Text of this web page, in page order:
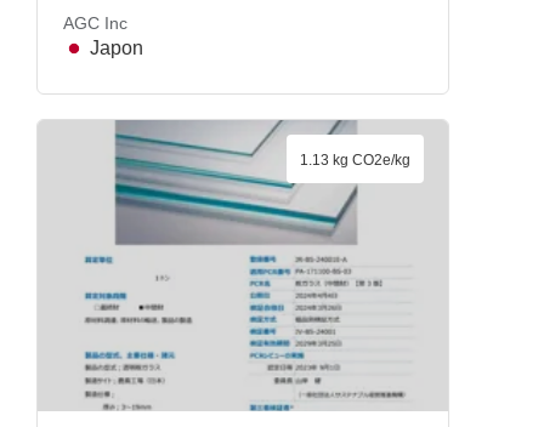
AGC Inc
Japon
1.13 kg CO2e/kg